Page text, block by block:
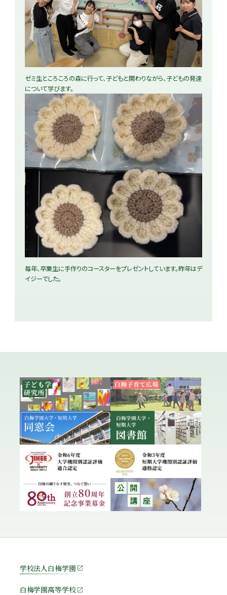
ゼミ生ところころの森に行って、子どもと関わりながら、子どもの発達
について学びます。
毎年、卒業生に手作りのコースターをプレゼントしています。昨年はデ
イジーでした。
学校法人白梅学園
白梅学園高等学校